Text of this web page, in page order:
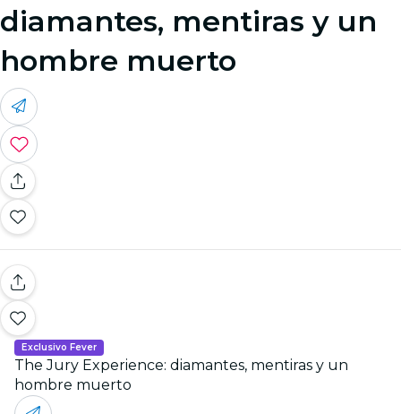
diamantes, mentiras y un
hombre muerto
Exclusivo Fever
The Jury Experience: diamantes, mentiras y un
hombre muerto